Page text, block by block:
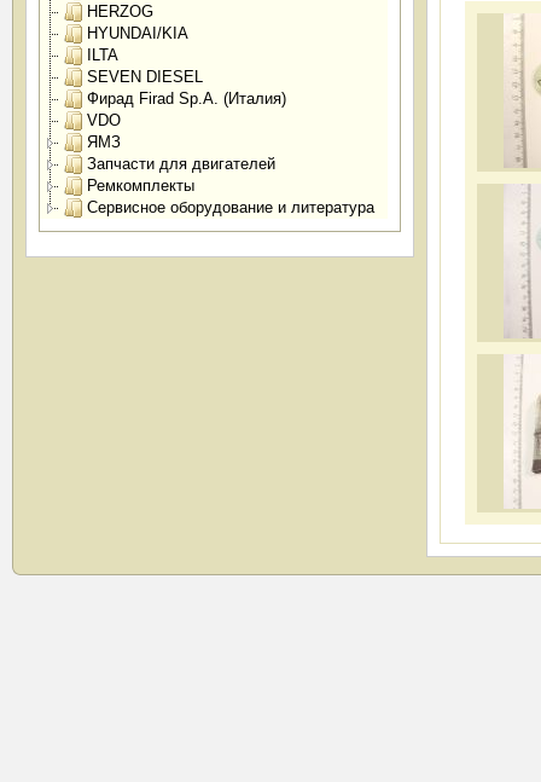
HERZOG
HYUNDAI/KIA
ILTA
SEVEN DIESEL
Фирад Firad Sp.A. (Италия)
VDO
ЯМЗ
Запчасти для двигателей
Ремкомплекты
Сервисное оборудование и литература